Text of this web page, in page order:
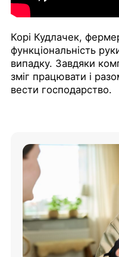
Корі Кудлачек,
функціональність
випадку. Завдяки
зміг працювати і
вести господарство.